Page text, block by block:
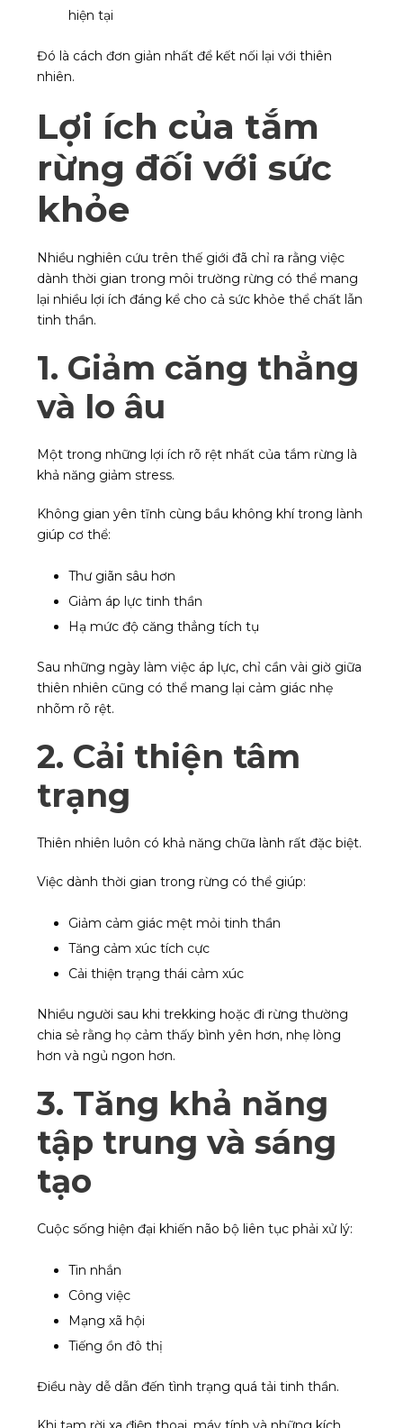
hiện tại
Đó là cách đơn giản nhất để kết nối lại với thiên
nhiên.
Lợi ích của tắm
rừng đối với sức
khỏe
Nhiều nghiên cứu trên thế giới đã chỉ ra rằng việc
dành thời gian trong môi trường rừng có thể mang
lại nhiều lợi ích đáng kể cho cả sức khỏe thể chất lẫn
tinh thần.
1. Giảm căng thẳng
và lo âu
Một trong những lợi ích rõ rệt nhất của tắm rừng là
khả năng giảm stress.
Không gian yên tĩnh cùng bầu không khí trong lành
giúp cơ thể:
Thư giãn sâu hơn
Giảm áp lực tinh thần
Hạ mức độ căng thẳng tích tụ
Sau những ngày làm việc áp lực, chỉ cần vài giờ giữa
thiên nhiên cũng có thể mang lại cảm giác nhẹ
nhõm rõ rệt.
2. Cải thiện tâm
trạng
Thiên nhiên luôn có khả năng chữa lành rất đặc biệt.
Việc dành thời gian trong rừng có thể giúp:
Giảm cảm giác mệt mỏi tinh thần
Tăng cảm xúc tích cực
Cải thiện trạng thái cảm xúc
Nhiều người sau khi trekking hoặc đi rừng thường
chia sẻ rằng họ cảm thấy bình yên hơn, nhẹ lòng
hơn và ngủ ngon hơn.
3. Tăng khả năng
tập trung và sáng
tạo
Cuộc sống hiện đại khiến não bộ liên tục phải xử lý:
Tin nhắn
Công việc
Mạng xã hội
Tiếng ồn đô thị
Điều này dễ dẫn đến tình trạng quá tải tinh thần.